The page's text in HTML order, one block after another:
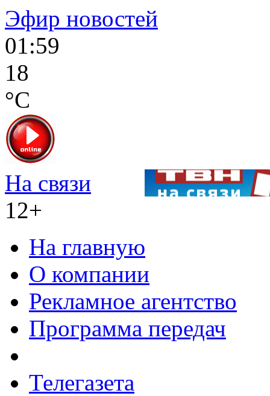
Эфир новостей
01:59
18
°C
На связи
12+
На главную
О компании
Рекламное агентство
Программа передач
Телегазета